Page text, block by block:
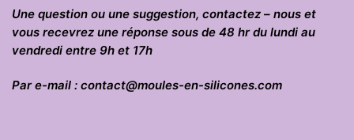
Une question ou une suggestion, contactez – nous et
vous recevrez une réponse sous de 48 hr du lundi au
vendredi entre 9h et 17h
Par e-mail : contact@moules-en-silicones.com